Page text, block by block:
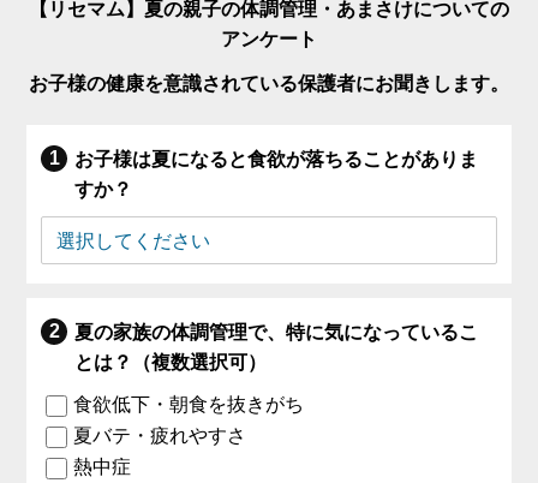
【リセマム】夏の親子の体調管理・あまさけについての
アンケート
お子様の健康を意識されている保護者にお聞きします。
お子様は夏になると食欲が落ちることがありま
すか？
夏の家族の体調管理で、特に気になっているこ
とは？（複数選択可）
食欲低下・朝食を抜きがち
夏バテ・疲れやすさ
熱中症